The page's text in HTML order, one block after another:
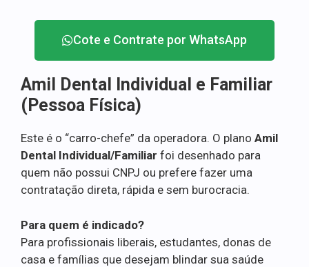
Cote e Contrate por WhatsApp
Amil Dental Individual e Familiar
(Pessoa Física)
Este é o “carro-chefe” da operadora. O plano Amil
Dental Individual/Familiar foi desenhado para
quem não possui CNPJ ou prefere fazer uma
contratação direta, rápida e sem burocracia.
Para quem é indicado?
Para profissionais liberais, estudantes, donas de
casa e famílias que desejam blindar sua saúde